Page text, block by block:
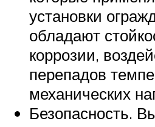
установки
обладают
коррозии,
перепадов
механических
Безопасность.